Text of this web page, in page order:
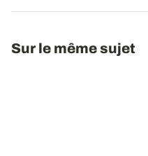
Sur le même sujet